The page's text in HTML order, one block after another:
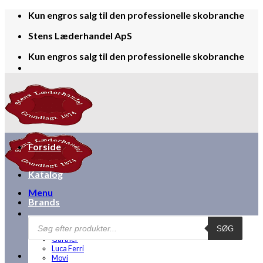
Skip
content
Kun engros salg til den professionelle skobranche
Stens Læderhandel ApS
Kun engros salg til den professionelle skobranche
Menu
Products
search
SØG
Forside
Katalog
Brands
Bjørns
Disney
Gärtner
Luca Ferri
Movi